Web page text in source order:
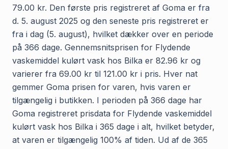
79.00 kr. Den første pris registreret af Goma er fra
d. 5. august 2025 og den seneste pris registreret er
fra i dag (5. august), hvilket dækker over en periode
på 366 dage. Gennemsnitsprisen for Flydende
vaskemiddel kulørt vask hos Bilka er 82.96 kr og
varierer fra 69.00 kr til 121.00 kr i pris. Hver nat
gemmer Goma prisen for varen, hvis varen er
tilgængelig i butikken. I perioden på 366 dage har
Goma registreret prisdata for Flydende vaskemiddel
kulørt vask hos Bilka i 365 dage i alt, hvilket betyder,
at varen er tilgængelig 100% af tiden. Ud af de 365